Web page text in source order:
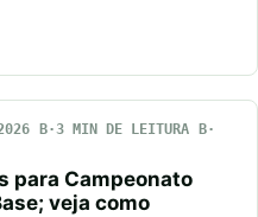
3 MIN DE LEITURA
para Campeonato
veja como